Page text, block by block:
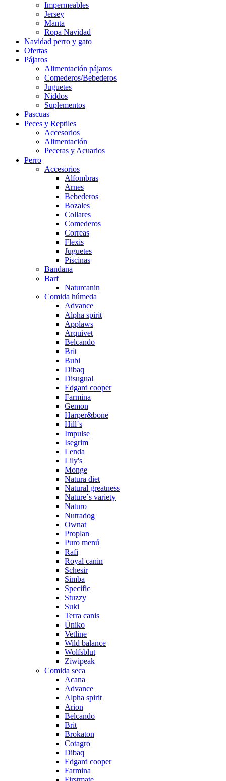
Impermeables
Jersey
Manta
Ropa Navidad
Navidad perro y gato
Ofertas
Pájaros
Alimentación pájaros
Comederos/Bebederos
Juguetes
Niddos
Suplementos
Pascuas
Peces y Reptiles
Accesorios
Alimentación
Peceras y Acuarios
Perro
Accesorios
Alfombras
Arnes
Bebederos
Bozales
Collares
Comederos
Correas
Flexis
Juguetes
Piscinas
Bandana
Barf
Naturcanin
Comida húmeda
Advance
Alpha spirit
Applaws
Arquivet
Belcando
Brit
Bubi
Dibaq
Disugual
Edgard cooper
Farmina
Gemon
Harper&bone
Hill´s
Impulse
Isegrim
Lenda
Lily's
Monge
Natura diet
Natural greatness
Nature´s variety
Naturo
Nutradog
Ownat
Proplan
Puro menú
Rafi
Royal canin
Schesir
Simba
Specific
Stuzzy
Suki
Terra canis
Úniko
Vetline
Wild balance
Wolfsblut
Ziwipeak
Comida seca
Acana
Advance
Alpha spirit
Arion
Belcando
Brit
Brokaton
Cotagro
Dibaq
Edgard cooper
Farmina